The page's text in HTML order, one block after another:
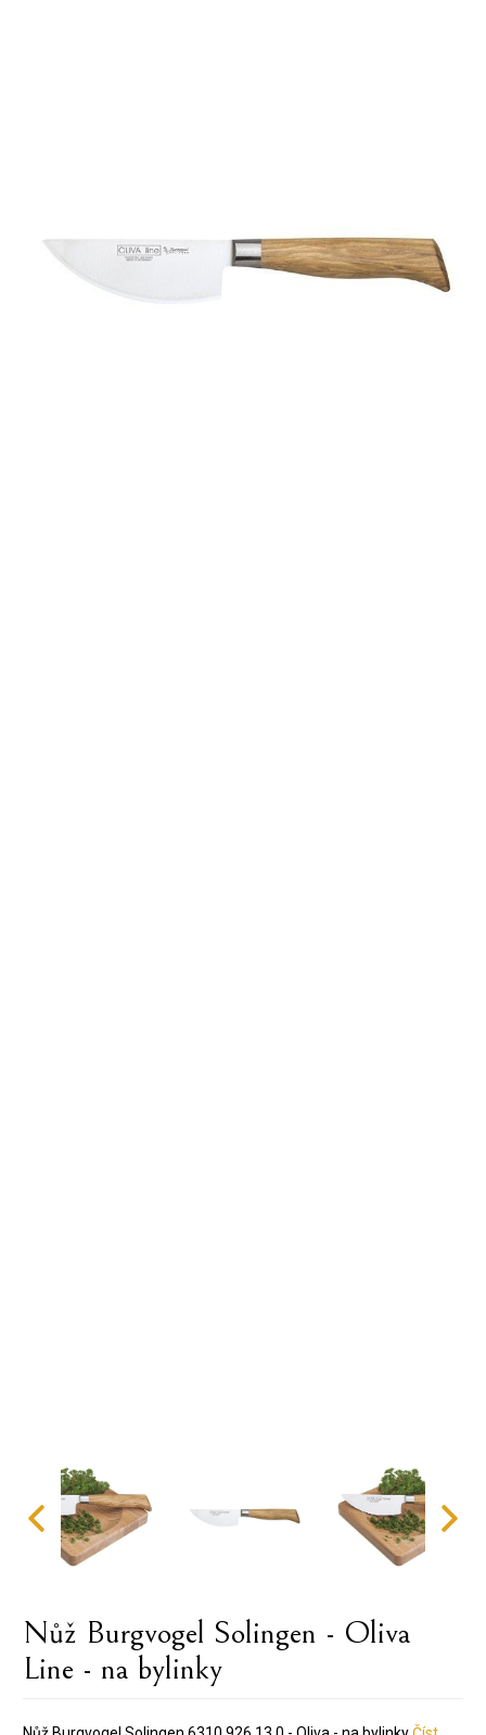
Nůž Burgvogel Solingen - Oliva
Line - na bylinky